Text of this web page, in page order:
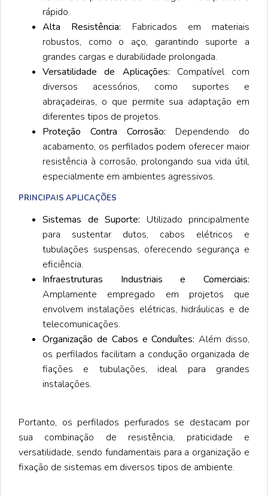
rápido.
Alta Resistência: Fabricados em materiais
robustos, como o aço, garantindo suporte a
grandes cargas e durabilidade prolongada.
Versatilidade de Aplicações: Compatível com
diversos acessórios, como suportes e
abraçadeiras, o que permite sua adaptação em
diferentes tipos de projetos.
Proteção Contra Corrosão: Dependendo do
acabamento, os perfilados podem oferecer maior
resistência à corrosão, prolongando sua vida útil,
especialmente em ambientes agressivos.
PRINCIPAIS APLICAÇÕES
Sistemas de Suporte: Utilizado principalmente
para sustentar dutos, cabos elétricos e
tubulações suspensas, oferecendo segurança e
eficiência.
Infraestruturas Industriais e Comerciais:
Amplamente empregado em projetos que
envolvem instalações elétricas, hidráulicas e de
telecomunicações.
Organização de Cabos e Conduítes: Além disso,
os perfilados facilitam a condução organizada de
fiações e tubulações, ideal para grandes
instalações.
Portanto, os perfilados perfurados se destacam por
sua combinação de resistência, praticidade e
versatilidade, sendo fundamentais para a organização e
fixação de sistemas em diversos tipos de ambiente.